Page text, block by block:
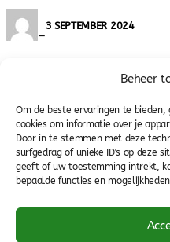
Beheer
Om de beste ervaringen te
cookies om informatie over je
Door in te stemmen met deze
surfgedrag of unieke ID's op deze
geeft of uw toestemming intrekt,
bepaalde functies en
—
3 SEPTEMBER 2024